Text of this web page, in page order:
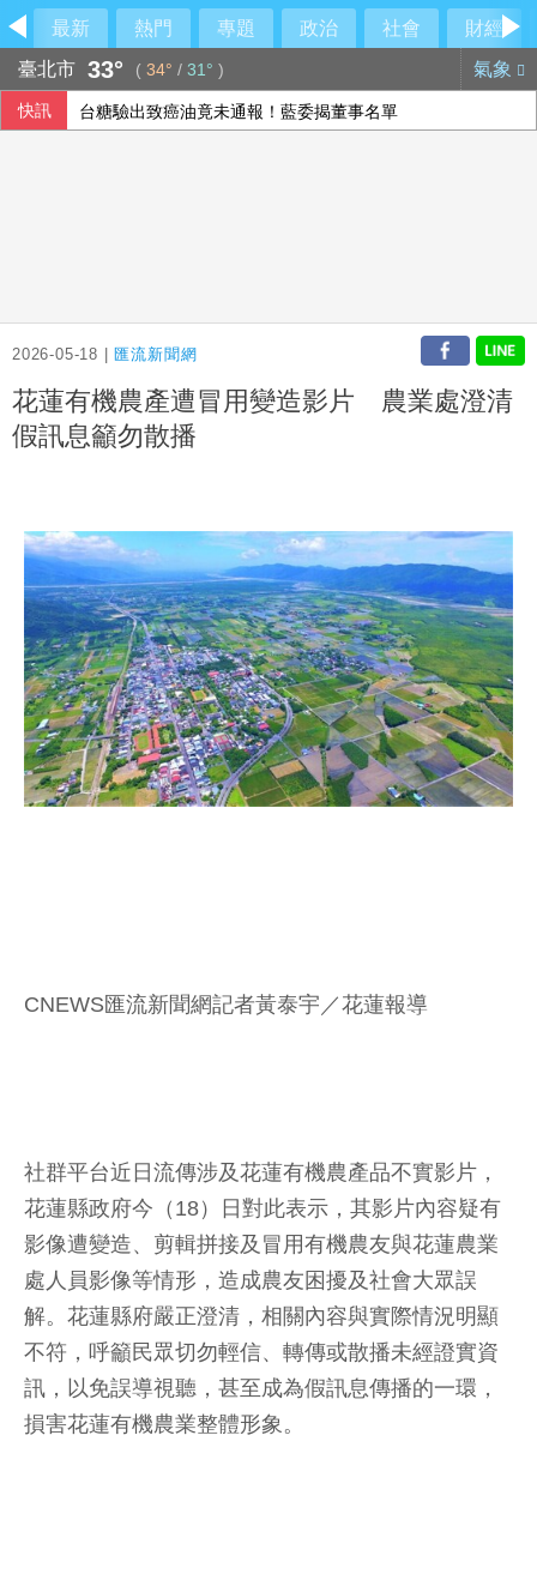
最新 熱門 專題 政治 社會
財經
臺北市 33° ( 34° / 31° ) 氣象
快訊 台糖驗出致癌油竟未通報！藍委揭董事名單
2026-05-18 | 匯流新聞網
花蓮有機農產遭冒用變造影片 農業處澄清
假訊息籲勿散播
CNEWS匯流新聞網記者黃泰宇／花蓮報導
社群平台近日流傳涉及花蓮有機農產品不實影片，
花蓮縣政府今（18）日對此表示，其影片內容疑有
影像遭變造、剪輯拼接及冒用有機農友與花蓮農業
處人員影像等情形，造成農友困擾及社會大眾誤
解。花蓮縣府嚴正澄清，相關內容與實際情況明顯
不符，呼籲民眾切勿輕信、轉傳或散播未經證實資
訊，以免誤導視聽，甚至成為假訊息傳播的一環，
損害花蓮有機農業整體形象。